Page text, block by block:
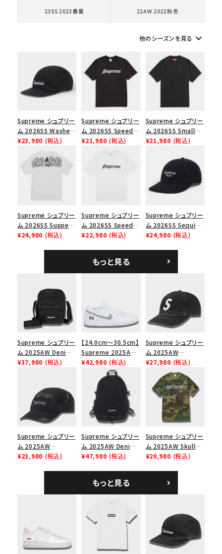
ショルダー・ウエストバッグ
ボックスロゴ ブラックスウェット
カテゴリーから探す
コラボレーションブランドから探す
シーズンから探す
並び順
価格から探す
円 ～
円
在庫のない商品を表示する
絞り込んで検索する
23SS 2023春夏 22AW 2022秋冬
他のシーズンを見る keyboard_arrow_down
Supreme シュプリー
ム 2026SS Washed
Chino Twill Camp
Cap ウォッシュド チ
ノツイル キャンプキャ
ップ ブラック
¥23,980 (税込)
Supreme シュプリー
ム 2026SS Speed
Tee スピードTシャツ
¥21,980 (税込)
Supreme シュプリー
ム 2026SS Small
Box Tee スモールボ
¥21,980 (税込)
Supreme シュプリー
ム 2026SS Supper
Tee サパーTシャツ
¥24,980 (税込)
Supreme シュプリー
ム 2026SS Speed
Tee スピードTシャツ
¥22,980 (税込)
Supreme シュプリー
ム 2026SS Sequin
Denim Classic
シックロゴ 6パネルキ
ャップ ブラック
¥24,980 (税込)
もっと見る
Supreme シュプリー
ム 2025AW Denim
Shoulder Bag デニ
¥37,980 (税込)
【24.0cm～30.5cm】
Supreme 2025AW
Nike SB Dunk Low
ナイキ SB ダンク ロ
ー スニーカー ホワイ
¥42,980 (税込)
Supreme シュプリー
ム 2025AW
Pigment Coated
2-Tone S Logo 6-
Panel Cap ピグメン
トコーテッド 2トーン
エスロゴ 6パネルキャ
ップ ブラック
¥27,980 (税込)
Supreme シュプリー
ム 2025AW
Overdyed Camp
¥23,980 (税込)
Supreme シュプリー
ム 2025AW Denim
Backpack デニム バ
¥47,980 (税込)
Supreme シュプリー
ム 2025AW Skull
Tee スカル Tシャ
¥20,980 (税込)
もっと見る